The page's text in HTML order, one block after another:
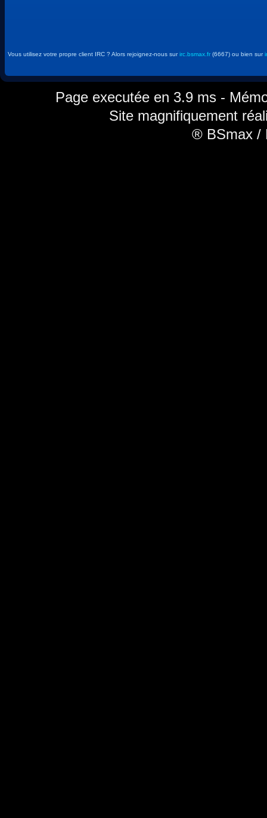
Vous utilisez votre propre client IRC ? Alors rejoignez-nous surirc.bsmax.fr (6667) ou bien sur
Page executée en 3.9 ms -
Site magnifiquement
® BSmax /